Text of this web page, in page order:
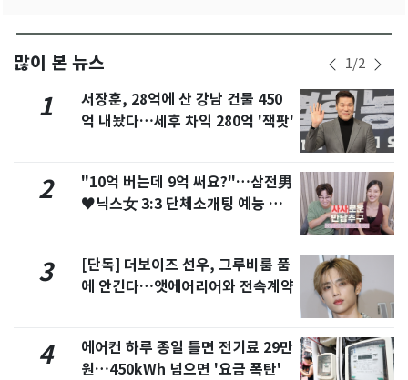
많이 본 뉴스 1/2
1
서장훈, 28억에 산 강남 건물 450
억 내놨다…세후 차익 280억 '잭팟'
2
"10억 버는데 9억 써요?"…삼전男
♥닉스女 3:3 단체소개팅 예능 화
3
[단독] 더보이즈 선우, 그루비룸 품
에 안긴다…앳에어리어와 전속계약
4
에어컨 하루 종일 틀면 전기료 29만
원…450kWh 넘으면 '요금 폭탄'